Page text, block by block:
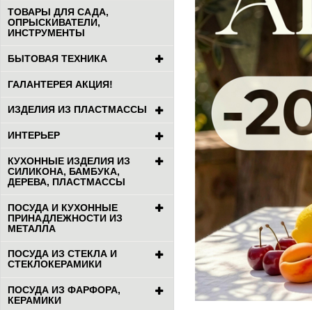
ТОВАРЫ ДЛЯ САДА,
ОПРЫСКИВАТЕЛИ,
ИНСТРУМЕНТЫ
БЫТОВАЯ ТЕХНИКА
ГАЛАНТЕРЕЯ АКЦИЯ!
ИЗДЕЛИЯ ИЗ ПЛАСТМАССЫ
ИНТЕРЬЕР
КУХОННЫЕ ИЗДЕЛИЯ ИЗ
СИЛИКОНА, БАМБУКА,
ДЕРЕВА, ПЛАСТМАССЫ
ПОСУДА И КУХОННЫЕ
ПРИНАДЛЕЖНОСТИ ИЗ
МЕТАЛЛА
ПОСУДА ИЗ СТЕКЛА И
СТЕКЛОКЕРАМИКИ
ПОСУДА ИЗ ФАРФОРА,
КЕРАМИКИ